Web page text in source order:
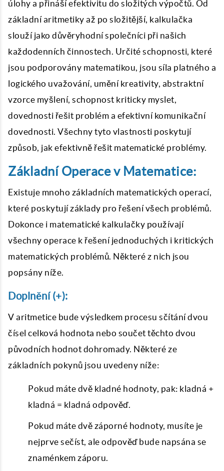
úlohy a přináší efektivitu do složitých výpočtů. Od
základní aritmetiky až po složitější, kalkulačka
slouží jako důvěryhodní společníci při našich
každodenních činnostech. Určité schopnosti, které
jsou podporovány matematikou, jsou síla platného a
logického uvažování, umění kreativity, abstraktní
vzorce myšlení, schopnost kriticky myslet,
dovednosti řešit problém a efektivní komunikační
dovednosti. Všechny tyto vlastnosti poskytují
způsob, jak efektivně řešit matematické problémy.
Základní Operace v Matematice:
Existuje mnoho základních matematických operací,
které poskytují základy pro řešení všech problémů.
Dokonce i matematické kalkulačky používají
všechny operace k řešení jednoduchých i kritických
matematických problémů. Některé z nich jsou
popsány níže.
Doplnění (+):
V aritmetice bude výsledkem procesu sčítání dvou
čísel celková hodnota nebo součet těchto dvou
původních hodnot dohromady. Některé ze
základních pokynů jsou uvedeny níže:
Pokud máte dvě kladné hodnoty, pak: kladná +
kladná = kladná odpověď.
Pokud máte dvě záporné hodnoty, musíte je
nejprve sečíst, ale odpověď bude napsána se
znaménkem záporu.